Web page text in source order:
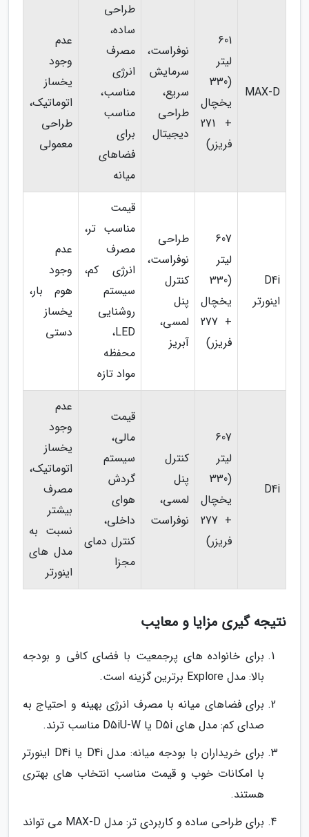
MAX-D
601
لیتر
(330
یخچال
+ 271
فریزر)
نوفراست،
سرمایش
سریع،
طراحی
دیجیتال
طراحی
ساده،
مصرف
انرژی
مناسب،
مناسب
برای
فضاهای
میانه
عدم
وجود
یخساز
اتوماتیک،
طراحی
معمولی
D4i
اینورتر
607
لیتر
(330
یخچال
+ 277
فریزر)
طراحی
نوفراست،
کنترل
پنل
لمسی،
آبریز
قیمت
مناسب تر،
مصرف
انرژی کم،
سیستم
روشنایی
LED،
محفظه
مواد تازه
عدم
وجود
هوم بار،
یخساز
دستی
D4i
607
لیتر
(330
یخچال
+ 277
فریزر)
کنترل
پنل
لمسی،
نوفراست
قیمت
مالی،
سیستم
گردش
هوای
داخلی،
کنترل دمای
مجزا
عدم
وجود
یخساز
اتوماتیک،
مصرف
بیشتر
نسبت به
مدل های
اینورتر
نتیجه گیری مزایا و معایب
برای خانواده های پرجمعیت با فضای کافی و بودجه
بالا: مدل Explore برترین گزینه است.
برای فضاهای میانه با مصرف انرژی بهینه و احتیاج به
صدای کم: مدل های D5i یا D5iU-W مناسب ترند.
برای خریداران با بودجه میانه: مدل D4i یا D4i اینورتر
با امکانات خوب و قیمت مناسب انتخاب های بهتری
هستند.
برای طراحی ساده و کاربردی تر: مدل MAX-D می تواند